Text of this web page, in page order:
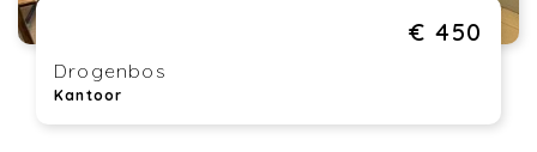
€ 450
Drogenbos
Kantoor